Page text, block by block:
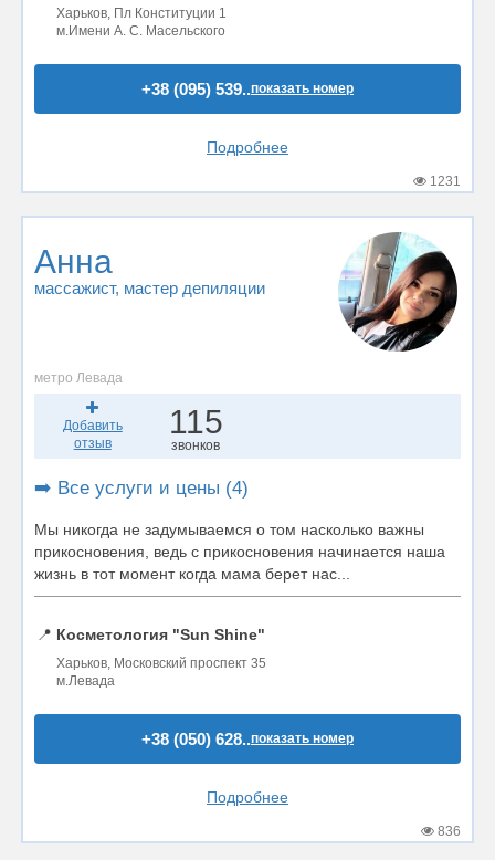
Харьков, Пл Конституции 1
м.Имени А. С. Масельского
+38 (095) 539..показать номер
Подробнее
1231
Анна
массажист, мастер депиляции
метро Левада
Добавить
отзыв
115
звонков
➡️ Все услуги и цены (4)
Мы никогда не задумываемся о том насколько важны
прикосновения, ведь с прикосновения начинается наша
жизнь в тот момент когда мама берет нас...
📍 Косметология "Sun Shine"
Харьков, Московский проспект 35
м.Левада
+38 (050) 628..показать номер
Подробнее
836